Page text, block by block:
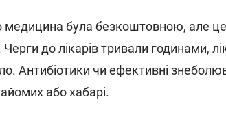
медицина була безкоштовною, але
до лікарів тривали годинами,
Антибіотики чи ефективні
або хабарі.